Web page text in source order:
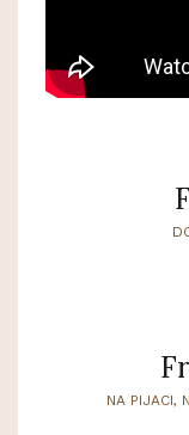
NA PIJACI,